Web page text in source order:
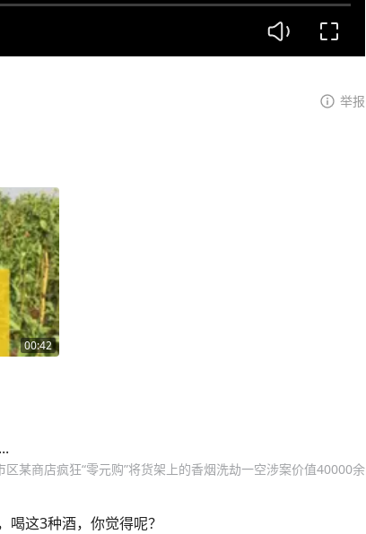
举报
00:42
某商店疯狂“零元购”将货架上的香烟洗劫一空涉案价值40000余
这3种酒，你觉得呢？